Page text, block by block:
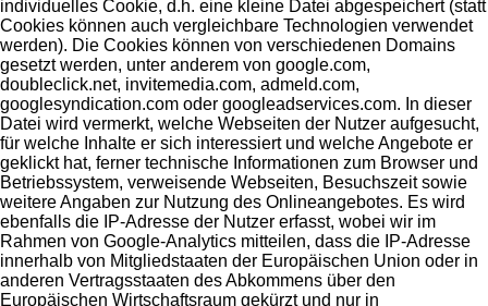
individuelles Cookie, d.h. eine kleine Datei abgespeichert (statt
Cookies können auch vergleichbare Technologien verwendet
werden). Die Cookies können von verschiedenen Domains
gesetzt werden, unter anderem von google.com,
doubleclick.net, invitemedia.com, admeld.com,
googlesyndication.com oder googleadservices.com. In dieser
Datei wird vermerkt, welche Webseiten der Nutzer aufgesucht,
für welche Inhalte er sich interessiert und welche Angebote er
geklickt hat, ferner technische Informationen zum Browser und
Betriebssystem, verweisende Webseiten, Besuchszeit sowie
weitere Angaben zur Nutzung des Onlineangebotes. Es wird
ebenfalls die IP-Adresse der Nutzer erfasst, wobei wir im
Rahmen von Google-Analytics mitteilen, dass die IP-Adresse
innerhalb von Mitgliedstaaten der Europäischen Union oder in
anderen Vertragsstaaten des Abkommens über den
Europäischen Wirtschaftsraum gekürzt und nur in